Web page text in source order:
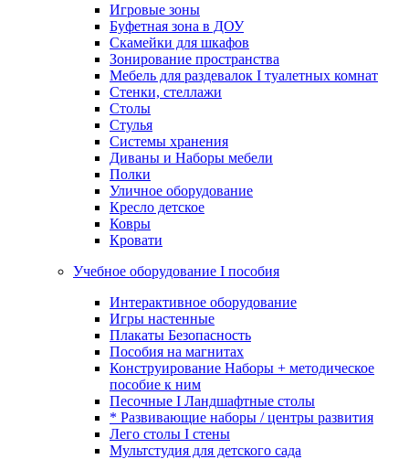
Игровые зоны
Буфетная зона в ДОУ
Скамейки для шкафов
Зонирование пространства
Мебель для раздевалок I туалетных комнат
Стенки, стеллажи
Столы
Стулья
Системы хранения
Диваны и Наборы мебели
Полки
Уличное оборудование
Кресло детское
Ковры
Кровати
Учебное оборудование I пособия
Интерактивное оборудование
Игры настенные
Плакаты Безопасность
Пособия на магнитах
Конструирование Наборы + методическое
пособие к ним
Песочные I Ландшафтные столы
* Развивающие наборы / центры развития
Лего столы I стены
Мультстудия для детского сада